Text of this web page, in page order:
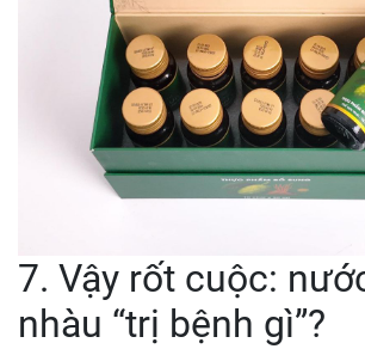
7. Vậy rốt cuộc:
nhàu “trị bệnh gì”?